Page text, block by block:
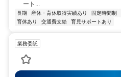
ート...
長期 産休・育休取得実績あり 固定時間制
育休あり
交通費支給 育児サポートあり
業務委託